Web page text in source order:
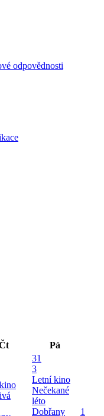
odpovědnosti
Pá
31
3
Letní kino
Nečekané
léto
Dobřany
1